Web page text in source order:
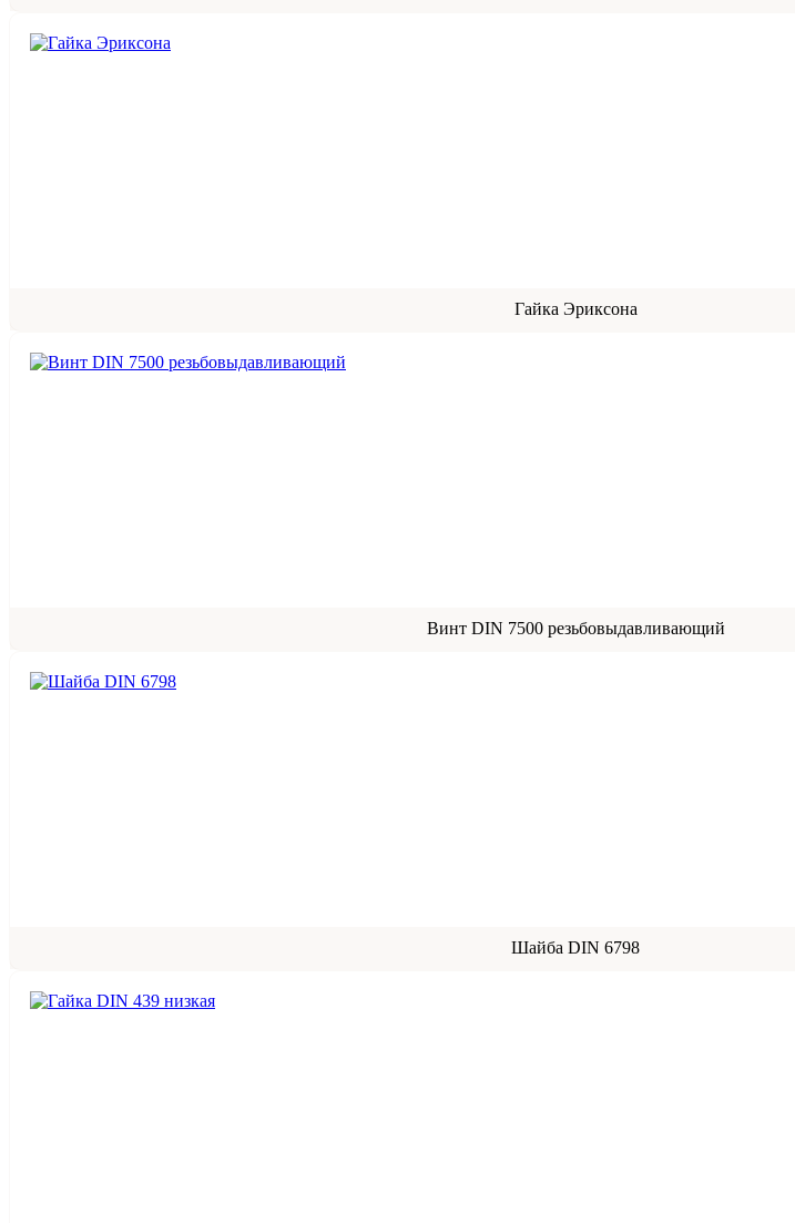
Гайка Эриксона
Винт DIN 7500 резьбовыдавливающий
Шайба DIN 6798